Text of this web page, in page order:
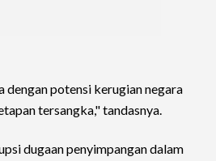
dengan potensi kerugian negara
tersangka," tandasnya.
dugaan penyimpangan dalam